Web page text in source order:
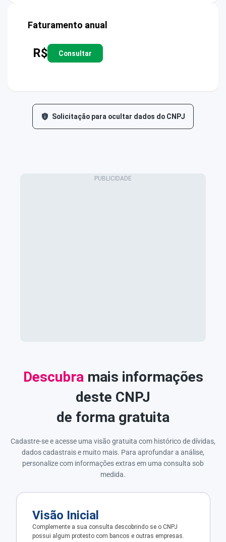
Faturamento anual
R$ Consultar
Solicitação para ocultar dados do CNPJ
Descubra mais informações
deste CNPJ
de forma gratuita
Cadastre-se e acesse uma visão gratuita com histórico de dívidas,
dados cadastrais e muito mais. Para aprofundar a análise,
personalize com informações extras em uma consulta sob
medida.
Visão Inicial
Complemente a sua consulta descobrindo se o CNPJ
possui algum protesto com bancos e outras empresas.